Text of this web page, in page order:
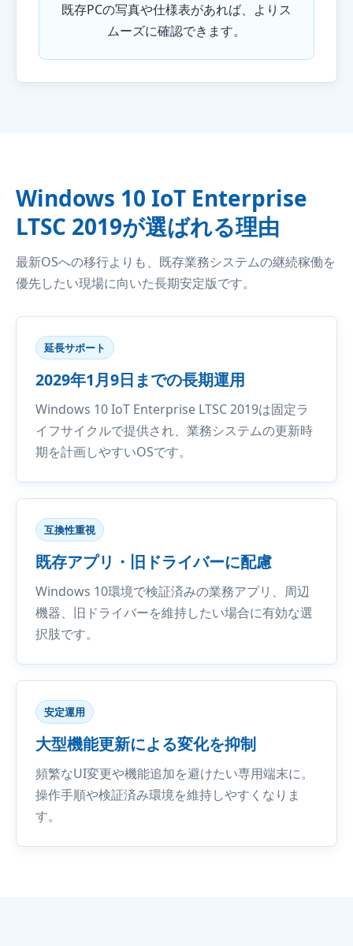
既存PCの写真や仕様表があれば、よりス
ムーズに確認できます。
Windows 10 IoT Enterprise
LTSC 2019が選ばれる理由
最新OSへの移行よりも、既存業務システムの継続稼働を
優先したい現場に向いた長期安定版です。
延長サポート
2029年1月9日までの長期運用
Windows 10 IoT Enterprise LTSC 2019は固定ラ
イフサイクルで提供され、業務システムの更新時
期を計画しやすいOSです。
互換性重視
既存アプリ・旧ドライバーに配慮
Windows 10環境で検証済みの業務アプリ、周辺
機器、旧ドライバーを維持したい場合に有効な選
択肢です。
安定運用
大型機能更新による変化を抑制
頻繁なUI変更や機能追加を避けたい専用端末に。
操作手順や検証済み環境を維持しやすくなりま
す。